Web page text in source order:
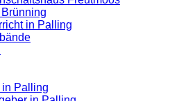
in Palling
in Palling